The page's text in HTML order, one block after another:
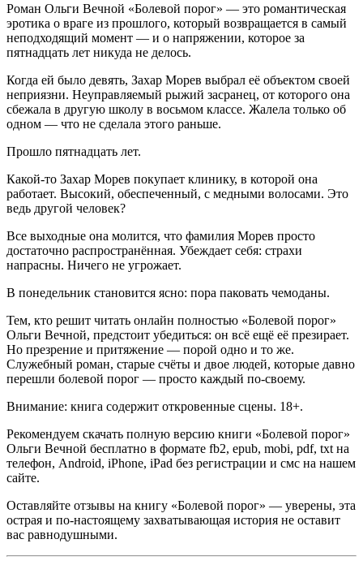
Роман Ольги Вечной «Болевой порог» — это романтическая
эротика о враге из прошлого, который возвращается в самый
неподходящий момент — и о напряжении, которое за
пятнадцать лет никуда не делось.
Когда ей было девять, Захар Морев выбрал её объектом своей
неприязни. Неуправляемый рыжий засранец, от которого она
сбежала в другую школу в восьмом классе. Жалела только об
одном — что не сделала этого раньше.
Прошло пятнадцать лет.
Какой-то Захар Морев покупает клинику, в которой она
работает. Высокий, обеспеченный, с медными волосами. Это
ведь другой человек?
Все выходные она молится, что фамилия Морев просто
достаточно распространённая. Убеждает себя: страхи
напрасны. Ничего не угрожает.
В понедельник становится ясно: пора паковать чемоданы.
Тем, кто решит читать онлайн полностью «Болевой порог»
Ольги Вечной, предстоит убедиться: он всё ещё её презирает.
Но презрение и притяжение — порой одно и то же.
Служебный роман, старые счёты и двое людей, которые давно
перешли болевой порог — просто каждый по-своему.
Внимание: книга содержит откровенные сцены. 18+.
Рекомендуем скачать полную версию книги «Болевой порог»
Ольги Вечной бесплатно в формате fb2, epub, mobi, pdf, txt на
телефон, Android, iPhone, iPad без регистрации и смс на нашем
сайте.
Оставляйте отзывы на книгу «Болевой порог» — уверены, эта
острая и по-настоящему захватывающая история не оставит
вас равнодушными.